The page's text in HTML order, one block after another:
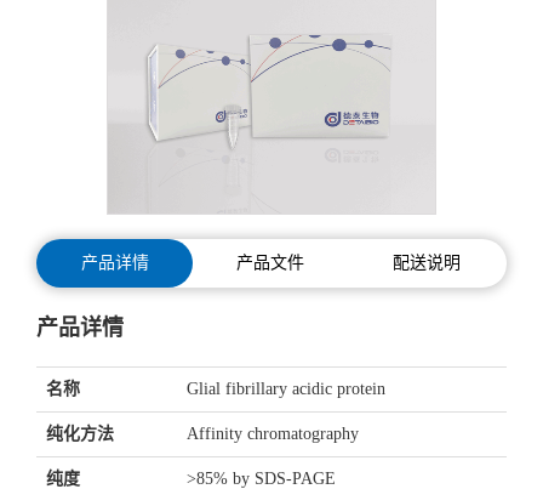
产品详情 产品文件 配送说明
产品详情
名称 Glial fibrillary acidic protein
纯化方法 Affinity chromatography
纯度 >85% by SDS-PAGE